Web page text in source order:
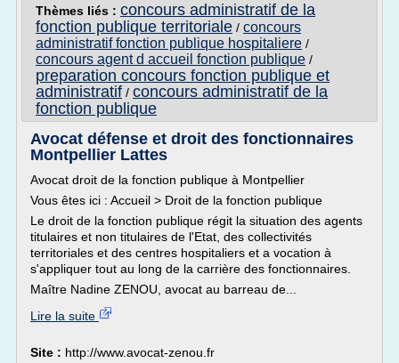
Thèmes liés : concours administratif de la
fonction publique territoriale / concours
administratif fonction publique hospitaliere /
concours agent d accueil fonction publique /
preparation concours fonction publique et
administratif / concours administratif de la
fonction publique
Avocat défense et droit des fonctionnaires
Montpellier Lattes
Avocat droit de la fonction publique à Montpellier
Vous êtes ici : Accueil > Droit de la fonction publique
Le droit de la fonction publique régit la situation des agents
titulaires et non titulaires de l'Etat, des collectivités
territoriales et des centres hospitaliers et a vocation à
s'appliquer tout au long de la carrière des fonctionnaires.
Maître Nadine ZENOU, avocat au barreau de...
Lire la suite
Site : http://www.avocat-zenou.fr